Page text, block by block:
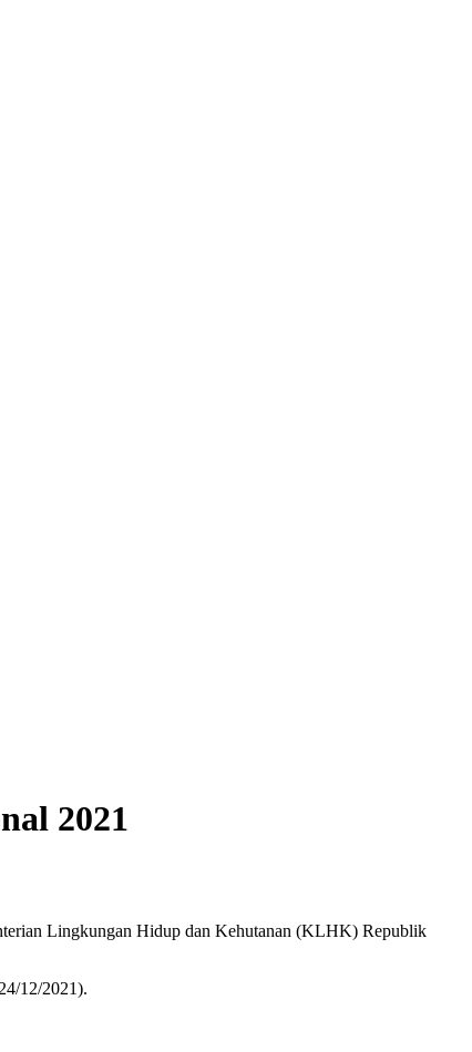
2021
Lingkungan Hidup dan Kehutanan (KLHK) Republik
12/2021).